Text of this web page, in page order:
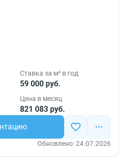
Ставка за м² в год
59 000 руб.
Цена в месяц
821 083 руб.
Обновлено: 24.07.2026